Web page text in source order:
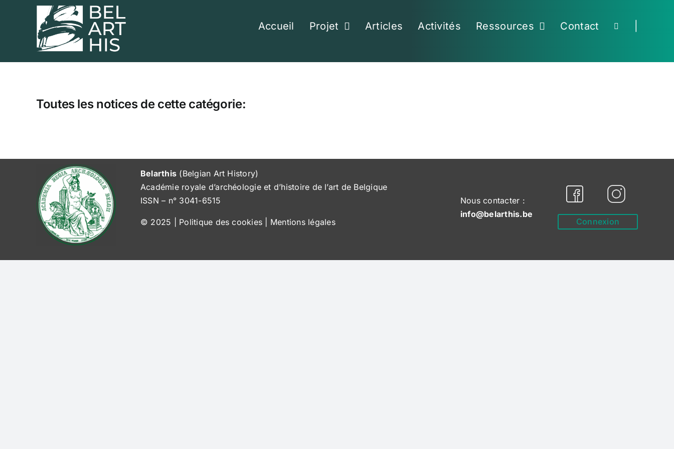
Accueil Projet Articles Activités Ressources Contact
Toutes les notices de cette catégorie:
Belarthis (Belgian Art History)
Académie royale d’archéologie et d’histoire de l’art de Belgique
ISSN – n° 3041-6515
© 2025 | Politique des cookies Mentions légales
Nous contacter :
info@belarthis.be
Connexion